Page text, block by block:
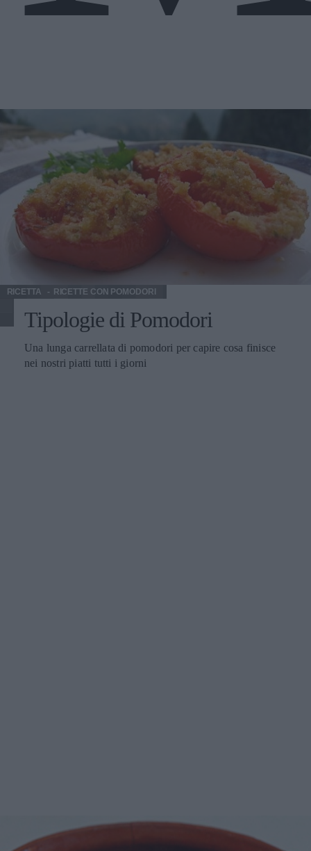
RICETTA RICETTE CON POMODORI
Tipologie di Pomodori
Una lunga carrellata di pomodori per capire cosa finisce
nei nostri piatti tutti i giorni